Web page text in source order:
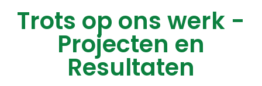
Trots op ons werk -
Projecten en
Resultaten